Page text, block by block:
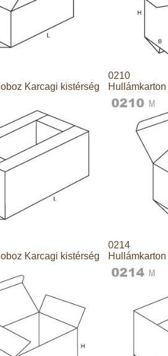
Karcagi kistérség
0210
Karcagi kistérség
0214